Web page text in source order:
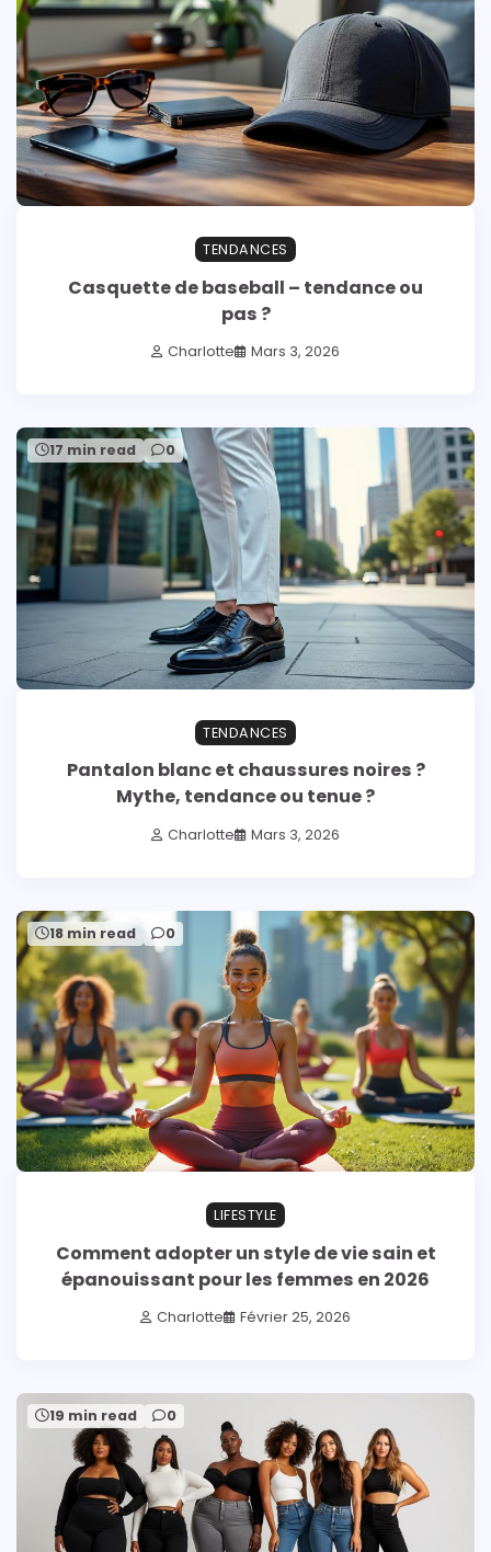
TENDANCES
Casquette de baseball – tendance ou
pas ?
Charlotte Mars 3, 2026
17 min read 0
TENDANCES
Pantalon blanc et chaussures noires ?
Mythe, tendance ou tenue ?
Charlotte Mars 3, 2026
18 min read 0
LIFESTYLE
Comment adopter un style de vie sain et
épanouissant pour les femmes en 2026
Charlotte Février 25, 2026
19 min read 0